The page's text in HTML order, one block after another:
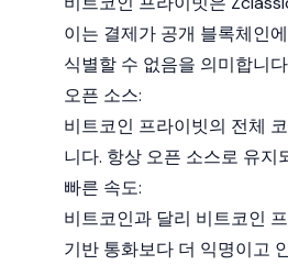
이는 결제가 공개 블록체인
식별할 수 없음을 의미합니
오픈 소스:
비트코인 프라이빗의 전체
니다. 항상 오픈 소스로 유
빠른 속도:
비트코인과 달리 비트코인
기반 통화보다 더 익명이고